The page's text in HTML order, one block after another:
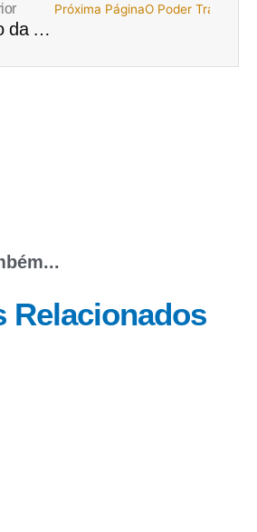
O Impacto da Arquitetura de Interiores no Desenvolvimento Cognitivo do Seu Bebê
Próxima PáginaO Poder
Relacionados